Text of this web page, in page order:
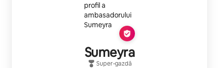
Sumeyra
Super-gazdă